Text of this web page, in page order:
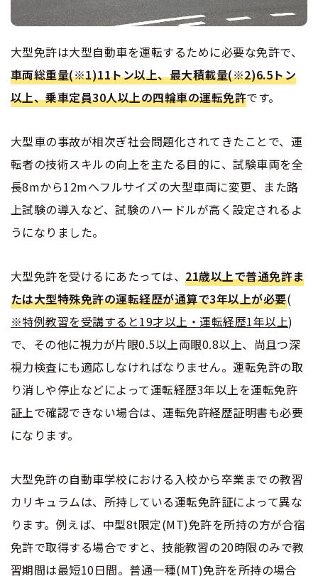
大型免許は大型自動車を運転するために必要な免許で、
車両総重量(※1)11トン以上、最大積載量(※2)6.5トン
以上、乗車定員30人以上の四輪車の運転免許です。
大型車の事故が相次ぎ社会問題化されてきたことで、運
転者の技術スキルの向上を主たる目的に、試験車両を全
長8mから12mへフルサイズの大型車両に変更、また路
上試験の導入など、試験のハードルが高く設定されるよ
うになりました。
大型免許を受けるにあたっては、21歳以上で普通免許ま
たは大型特殊免許の運転経歴が通算で3年以上が必要(
※特例教習を受講すると19才以上・運転経歴1年以上)
で、その他に視力が片眼0.5以上両眼0.8以上、尚且つ深
視力検査にも適応しなければなりません。運転免許の取
り消しや停止などによって運転経歴3年以上を運転免許
証上で確認できない場合は、運転免許経歴証明書も必要
になります。
大型免許の自動車学校における入校から卒業までの教習
カリキュラムは、所持している運転免許証によって異な
ります。例えば、中型8t限定(MT)免許を所持の方が合宿
免許で取得する場合ですと、技能教習の20時限のみで教
習期間は最短10日間。普通一種(MT)免許を所持の場合